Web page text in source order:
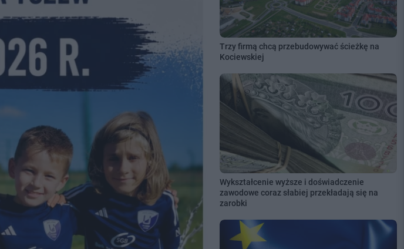
Trzy firmą chcą przebudowywać ścieżkę na
Kociewskiej
Wykształcenie wyższe i doświadczenie
zawodowe coraz słabiej przekładają się na
zarobki